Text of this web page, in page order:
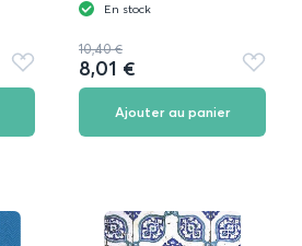
Ajouter
aux
En stock
10,40 €
8,01 €
Ajouter
aux
Ajouter au panier